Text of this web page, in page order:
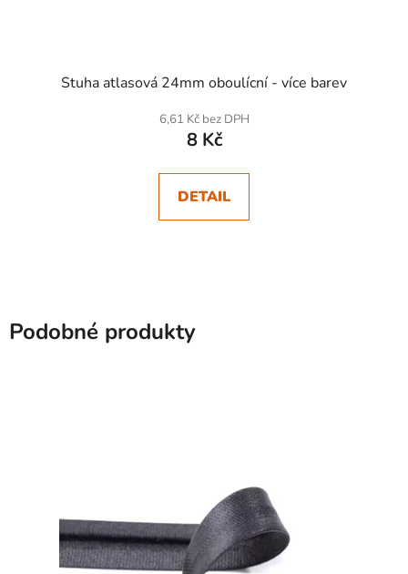
Stuha atlasová 24mm oboulícní - více barev
6,61 Kč bez DPH
8 Kč
DETAIL
Podobné produkty